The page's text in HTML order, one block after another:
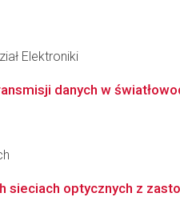
Elektroniki
danych w
optycznych z